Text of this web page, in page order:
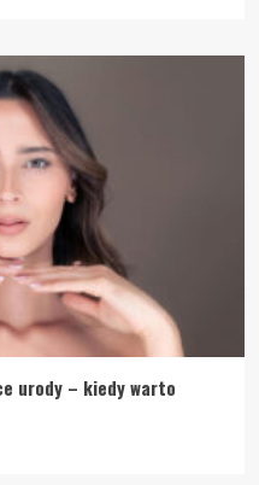
urody – kiedy warto